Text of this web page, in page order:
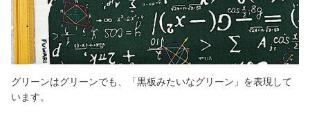
グリーンはグリーンでも、「黒板みたいなグリーン」を表現して
います。